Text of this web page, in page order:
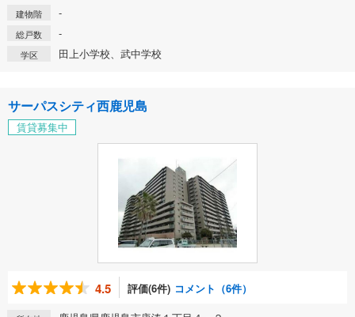
建物階 -
総戸数 -
学区 田上小学校、武中学校
サーパスシティ西鹿児島
賃貸募集中
4.5 評価(6件) コメント（6件）